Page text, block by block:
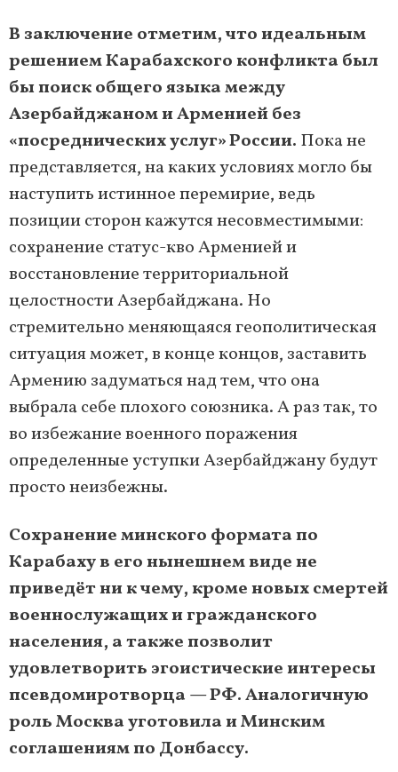
В заключение отметим, что идеальным
решением Карабахского конфликта был
бы поиск общего языка между
Азербайджаном и Арменией без
«посреднических услуг» России. Пока не
представляется, на каких условиях могло бы
наступить истинное перемирие, ведь
позиции сторон кажутся несовместимыми:
сохранение статус-кво Арменией и
восстановление территориальной
целостности Азербайджана. Но
стремительно меняющаяся геополитическая
ситуация может, в конце концов, заставить
Армению задуматься над тем, что она
выбрала себе плохого союзника. А раз так, то
во избежание военного поражения
определенные уступки Азербайджану будут
просто неизбежны.
Сохранение минского формата по
Карабаху в его нынешнем виде не
приведёт ни к чему, кроме новых смертей
военнослужащих и гражданского
населения, а также позволит
удовлетворить эгоистические интересы
псевдомиротворца — РФ. Аналогичную
роль Москва уготовила и Минским
соглашениям по Донбассу.